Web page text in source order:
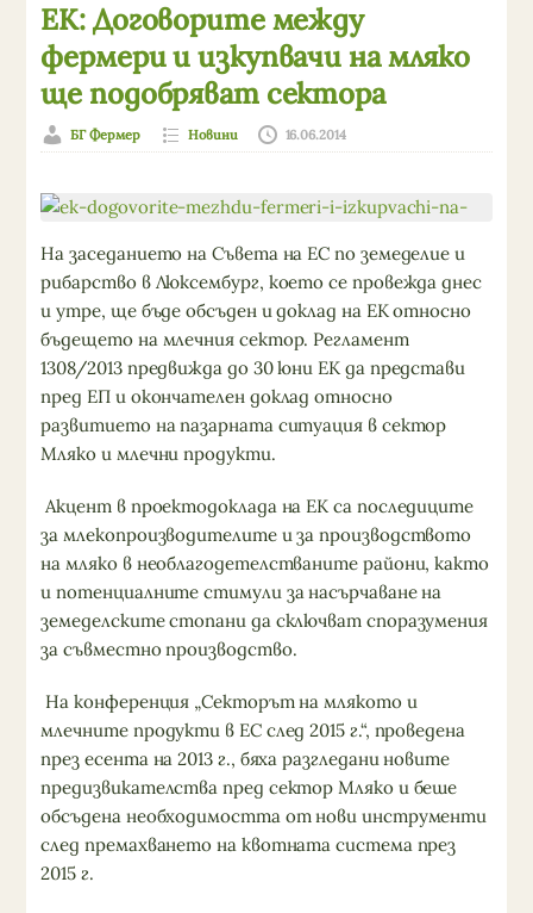
ЕК: Договорите между
фермери и изкупвачи на мляко
ще подобряват сектора
БГ Фермер Новини 16.06.2014
На заседанието на Съвета на ЕС по земеделие и
рибарство в Люксембург, което се провежда днес
и утре, ще бъде обсъден и доклад на ЕК относно
бъдещето на млечния сектор. Регламент
1308/2013 предвижда до 30 юни ЕК да представи
пред ЕП и окончателен доклад относно
развитието на пазарната ситуация в сектор
Мляко и млечни продукти.
Акцент в проектодоклада на ЕК са последиците
за млекопроизводителите и за производството
на мляко в необлагодетелстваните райони, както
и потенциалните стимули за насърчаване на
земеделските стопани да сключват споразумения
за съвместно производство.
На конференция „Секторът на млякото и
млечните продукти в ЕС след 2015 г.“, проведена
през есента на 2013 г., бяха разгледани новите
предизвикателства пред сектор Мляко и беше
обсъдена необходимостта от нови инструменти
след премахването на квотната система през
2015 г.